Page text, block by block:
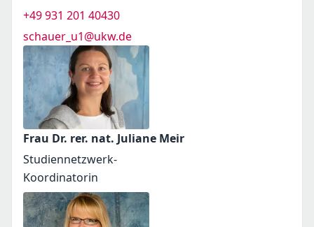
+49 931 201 40430
schauer_u1@ukw.de
Frau Dr. rer. nat. Juliane Meir
Studiennetzwerk-
Koordinatorin